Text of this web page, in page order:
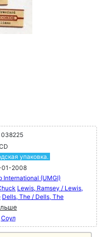
038225
упаковка.
01-2008
International (UMGI)
Lewis, Ramsey / Lewis,
Dells, The / Dells, The
Соул